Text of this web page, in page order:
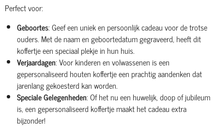
Perfect voor:
Geboortes: Geef een uniek en persoonlijk cadeau voor de trotse
ouders. Met de naam en geboortedatum gegraveerd, heeft dit
koffertje een speciaal plekje in hun huis.
Verjaardagen: Voor kinderen en volwassenen is een
gepersonaliseerd houten koffertje een prachtig aandenken dat
jarenlang gekoesterd kan worden.
Speciale Gelegenheden: Of het nu een huwelijk, doop of jubileum
is, een gepersonaliseerd koffertje maakt het cadeau extra
bijzonder!